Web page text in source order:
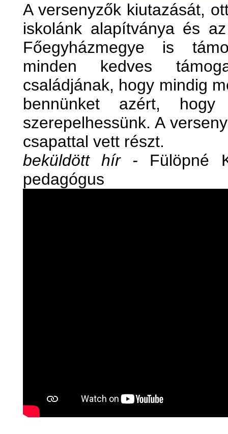
A versenyzők kiutazását,
iskolánk alapítványa és
Főegyházmegye is
minden kedves
családjának, hogy mindig
bennünket azért, hogy
szerepelhessünk. A
csapattal vett részt.
beküldött hír - Fülöpné
pedagógus